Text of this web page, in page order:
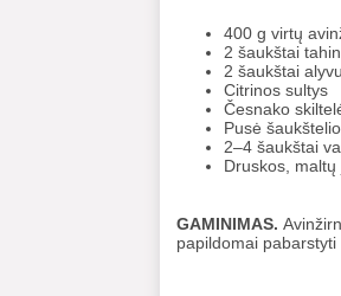
400 g virtų
2 šaukštai
2 šaukštai
Citrinos sultys
Česnako
Pusė
2–4 šaukštai
Druskos,
GAMINIMAS.
papildomai pabarstyti